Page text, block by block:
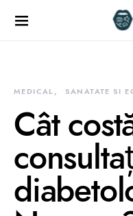
MEDICAL SANATATE SI
Cât